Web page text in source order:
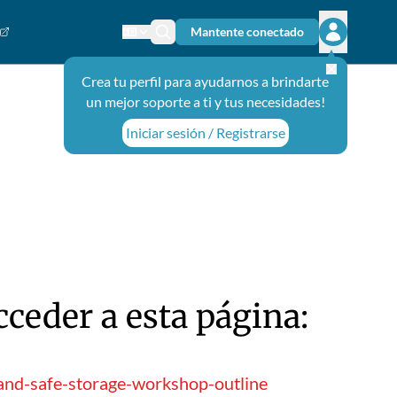
Cambiar el idioma
Ícono de búsqueda
Mantente conectado
Abrir el
Crea tu perfil para ayudarnos a brindarte
un mejor soporte a ti y tus necesidades!
Iniciar sesión / Registrarse
a esta página:
safe-storage-workshop-outline